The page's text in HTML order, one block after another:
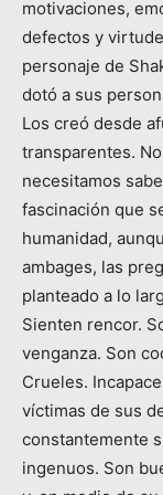
motivaciones,
defectos y
personaje de
dotó a sus
Los creó desde
transparentes.
necesitamos
fascinación que
humanidad,
ambages, las
planteado a lo
Sienten rencor.
venganza. Son
Crueles.
víctimas de sus
constantemente
ingenuos. Son